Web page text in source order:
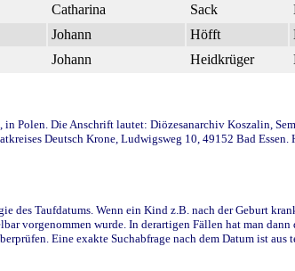
Catharina Sack
Johann Höfft
Johann Heidkrüger
Polen. Die Anschrift lautet: Diözesanarchiv Koszalin,
Deutsch Krone, Ludwigsweg 10, 49152 Bad
Taufdatums. Wenn ein Kind z.B. nach der Geburt
vorgenommen wurde. In derartigen Fällen hat man
Eine exakte Suchabfrage nach dem Datum ist